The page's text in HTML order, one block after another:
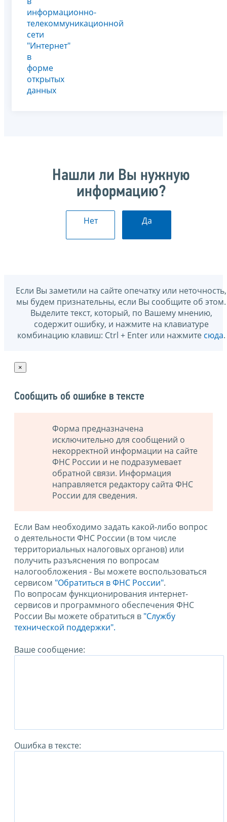
информационно-
телекоммуникационной
сети
"Интернет"
в
форме
открытых
данных
Нашли ли Вы нужную
информацию?
Нет Да
Если Вы заметили на сайте опечатку или неточность,
мы будем признательны, если Вы сообщите об этом.
Выделите текст, который, по Вашему мнению,
содержит ошибку, и нажмите на клавиатуре
комбинацию клавиш: Ctrl + Enter или нажмите сюда.
×
Сообщить об ошибке в тексте
Форма предназначена
исключительно для сообщений о
некорректной информации на сайте
ФНС России и не подразумевает
обратной связи. Информация
направляется редактору сайта ФНС
России для сведения.
Если Вам необходимо задать какой-либо вопрос
о деятельности ФНС России (в том числе
территориальных налоговых органов) или
получить разъяснения по вопросам
налогообложения - Вы можете воспользоваться
сервисом "Обратиться в ФНС России".
По вопросам функционирования интернет-
сервисов и программного обеспечения ФНС
России Вы можете обратиться в "Службу
технической поддержки".
Ваше сообщение:
Ошибка в тексте: